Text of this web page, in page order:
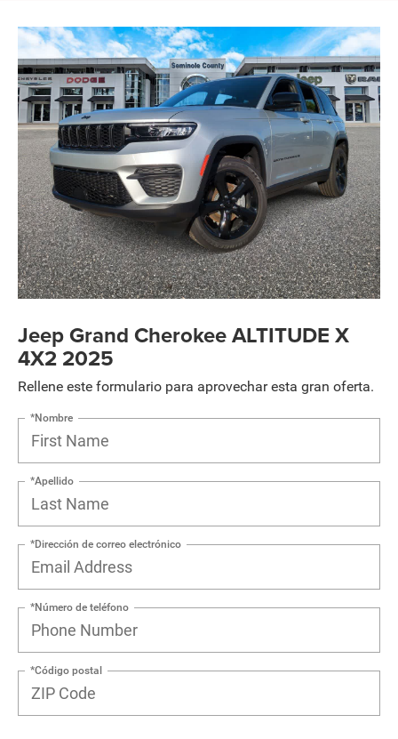
Jeep Grand Cherokee ALTITUDE X
4X2 2025
Rellene este formulario para aprovechar esta gran oferta.
*Nombre
*Apellido
*Dirección de correo electrónico
*Número de teléfono
*Código postal